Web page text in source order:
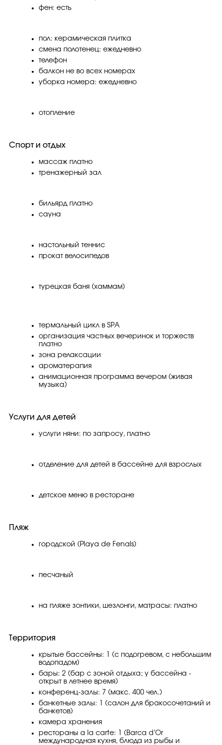
фен: есть
пол: керамическая плитка
смена полотенец: ежедневно
телефон
балкон не во всех номерах
уборка номера: ежедневно
отопление
Спорт и отдых
массаж платно
тренажерный зал
бильярд платно
сауна
настольный теннис
прокат велосипедов
турецкая баня (хаммам)
термальный цикл в SPA
организация частных вечеринок и торжеств
платно
зона релаксации
ароматерапия
анимационная программа вечером (живая
музыка)
Услуги для детей
услуги няни: по запросу, платно
отделение для детей в бассейне для взрослых
детское меню в ресторане
Пляж
городской (Playa de Fenals)
песчаный
на пляже зонтики, шезлонги, матрасы: платно
Территория
крытые бассейны: 1 (с подогревом, с небольшим
водопадом)
бары: 2 (бар с зоной отдыха; у бассейна -
открыт в летнее время)
конференц-залы: 7 (макс. 400 чел.)
банкетные залы: 1 (салон для бракосочетаний и
банкетов)
камера хранения
рестораны a la carte: 1 (Barca d’Or
международная кухня, блюда из рыбы и